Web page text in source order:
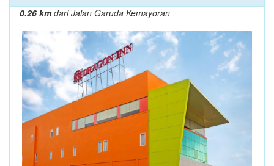
0.26 kmdari Jalan Garuda Kemayoran